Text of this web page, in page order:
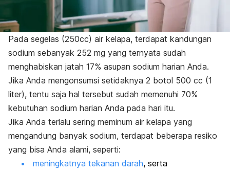
Pada segelas (250cc) air kelapa, terdapat kandungan
sodium sebanyak 252 mg yang ternyata sudah
menghabiskan jatah 17% asupan sodium harian Anda.
Jika Anda mengonsumsi setidaknya 2 botol 500 cc (1
liter), tentu saja hal tersebut sudah memenuhi 70%
kebutuhan sodium harian Anda pada hari itu.
Jika Anda terlalu sering meminum air kelapa yang
mengandung banyak sodium, terdapat beberapa resiko
yang bisa Anda alami, seperti:
meningkatnya tekanan darah, serta